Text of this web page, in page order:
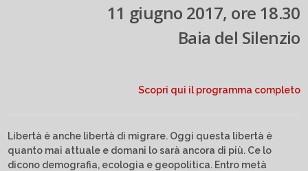
11 giugno 2017, ore 18.30
Baia del Silenzio
Scopri qui il programma completo
Libertà è anche libertà di migrare. Oggi questa libertà è
quanto mai attuale e domani lo sarà ancora di più. Ce lo
dicono demografia, ecologia e geopolitica. Entro metà